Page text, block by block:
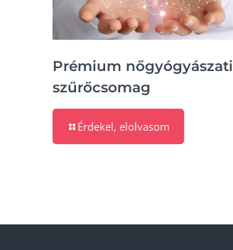
Prémium nőgyógyászati
szűrőcsomag
Érdekel, elolvasom